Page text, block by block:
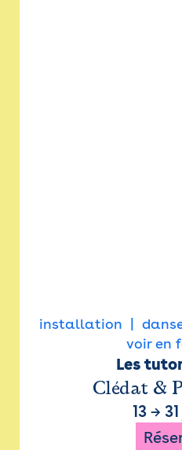
installation
voir en
Les
Clédat &
13→